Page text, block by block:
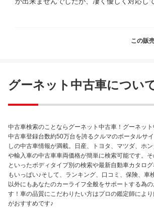
納車に立ち会えない事も想定して、スイッ
この販
グーネット中古車につい
中古車検索のことならグーネット中古車！グーネッ
中古車登録台数約50万台を誇るクルマのポータルサ
しの中古車情報が満載。日産、トヨタ、マツダ、ホ
や輸入車の中古車車両価格が簡単に検索可能です。
といったボディタイプ別の検索や最新自動車カタロ
もいっぱい♪そして、ランキング、口コミ、保険、車
以外にもあなたのカーライフ全般をサポートする為
す！車の品質にこだわりたい方はプロの鑑定師によ
がおすすめです♪